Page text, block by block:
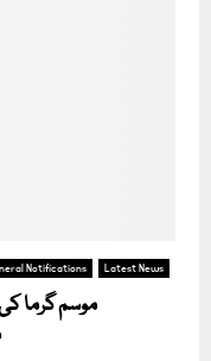
Notifications Latest News
موسم گرما